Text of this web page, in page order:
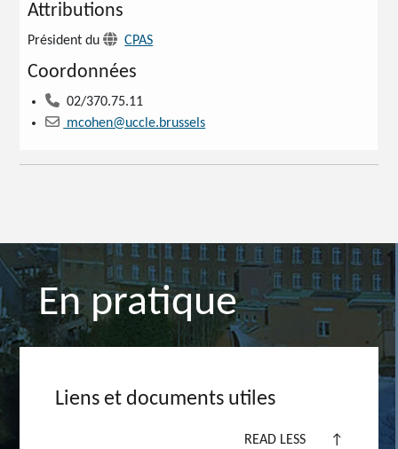
Attributions
Président du CPAS
Coordonnées
02/370.75.11
mcohen@uccle.brussels
En pratique
Liens et documents utiles
READ LESS
↑